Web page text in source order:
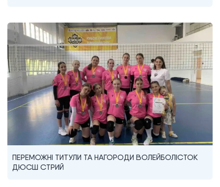
ПЕРЕМОЖНІ ТИТУЛИ ТА НАГОРОДИ ВОЛЕЙБОЛІСТОК
ДЮСШ СТРИЙ